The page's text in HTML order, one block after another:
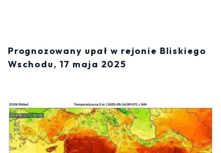
Prognozowany upał w rejonie Bliskiego
Wschodu, 17 maja 2025